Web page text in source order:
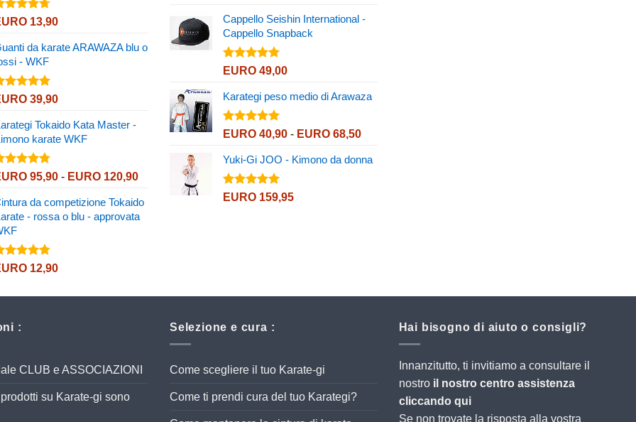
13,90
da karate ARAWAZA blu o
- WKF
39,90
Tokaido Kata Master -
karate WKF
95,90 - EURO 120,90Fascia
prezzo:
da
da competizione Tokaido
- rossa o blu - approvata
12,90
Cappello Seishin International -
Cappello Snapback
Valutato
EURO 49,00
Karategi peso medio di Arawaza
Valutato
EURO 40,90 - EURO 68,50Fascia
prezzo:
Yuki-Gi JOO - Kimono da donna
Valutato
EURO 159,95
:
CLUB e ASSOCIAZIONI
su Karate-gi sono
Selezione e cura :
Come scegliere il tuo Karate-gi
Come ti prendi cura del tuo Karategi?
Hai bisogno di aiuto o consigli?
Innanzitutto, ti invitiamo a consultare il
nostro il nostro centro assistenza
cliccando qui
Se non trovate la risposta alla vostra